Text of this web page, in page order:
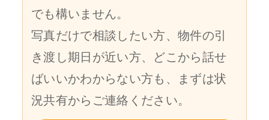
でも構いません。
写真だけで相談したい方、物件の引
き渡し期日が近い方、どこから話せ
ばいいかわからない方も、まずは状
況共有からご連絡ください。